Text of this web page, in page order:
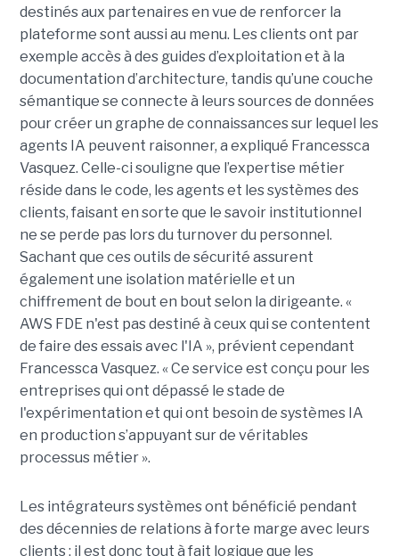
destinés aux partenaires en vue de renforcer la
plateforme sont aussi au menu. Les clients ont par
exemple accès à des guides d’exploitation et à la
documentation d’architecture, tandis qu’une couche
sémantique se connecte à leurs sources de données
pour créer un graphe de connaissances sur lequel les
agents IA peuvent raisonner, a expliqué Francessca
Vasquez. Celle-ci souligne que l’expertise métier
réside dans le code, les agents et les systèmes des
clients, faisant en sorte que le savoir institutionnel
ne se perde pas lors du turnover du personnel.
Sachant que ces outils de sécurité assurent
également une isolation matérielle et un
chiffrement de bout en bout selon la dirigeante. «
AWS FDE n'est pas destiné à ceux qui se contentent
de faire des essais avec l'IA », prévient cependant
Francessca Vasquez. « Ce service est conçu pour les
entreprises qui ont dépassé le stade de
l'expérimentation et qui ont besoin de systèmes IA
en production s’appuyant sur de véritables
processus métier ».
Les intégrateurs systèmes ont bénéficié pendant
des décennies de relations à forte marge avec leurs
clients ; il est donc tout à fait logique que les